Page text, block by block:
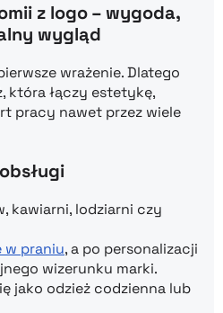
z logo – wygoda,
wygląd
wrażenie. Dlatego
która łączy estetykę,
pracy nawet przez wiele
kawiarni, lodziarni czy
w praniu, a po personalizacji
wizerunku marki.
jako odzież codzienna lub